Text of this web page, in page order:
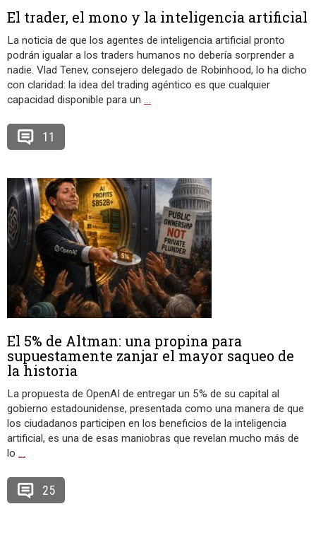
El trader, el mono y la inteligencia artificial
La noticia de que los agentes de inteligencia artificial pronto
podrán igualar a los traders humanos no debería sorprender a
nadie. Vlad Tenev, consejero delegado de Robinhood, lo ha dicho
con claridad: la idea del trading agéntico es que cualquier
capacidad disponible para un …
11
El 5% de Altman: una propina para
supuestamente zanjar el mayor saqueo de
la historia
La propuesta de OpenAI de entregar un 5% de su capital al
gobierno estadounidense, presentada como una manera de que
los ciudadanos participen en los beneficios de la inteligencia
artificial, es una de esas maniobras que revelan mucho más de
lo …
25